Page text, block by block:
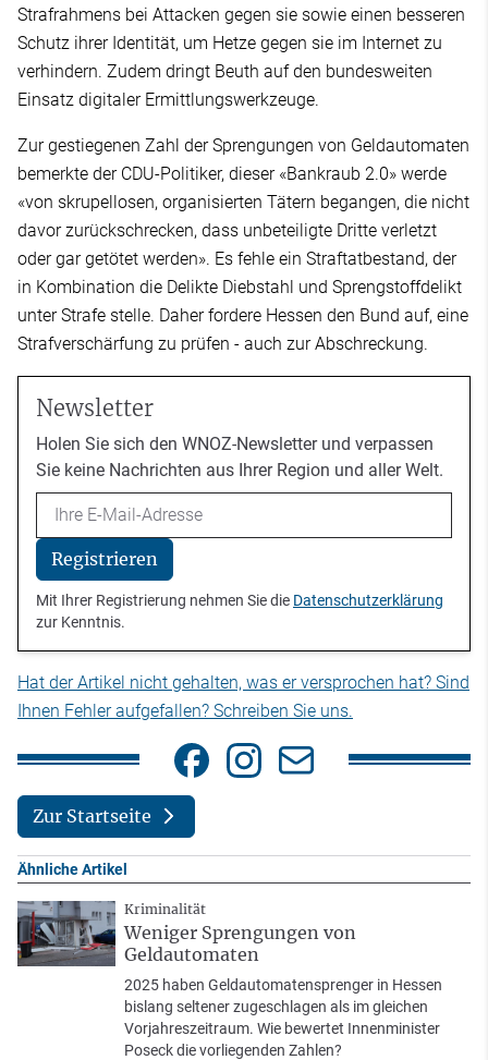
Strafrahmens bei Attacken gegen sie sowie einen besseren
Schutz ihrer Identität, um Hetze gegen sie im Internet zu
verhindern. Zudem dringt Beuth auf den bundesweiten
Einsatz digitaler Ermittlungswerkzeuge.
Zur gestiegenen Zahl der Sprengungen von Geldautomaten
bemerkte der CDU-Politiker, dieser «Bankraub 2.0» werde
«von skrupellosen, organisierten Tätern begangen, die nicht
davor zurückschrecken, dass unbeteiligte Dritte verletzt
oder gar getötet werden». Es fehle ein Straftatbestand, der
in Kombination die Delikte Diebstahl und Sprengstoffdelikt
unter Strafe stelle. Daher fordere Hessen den Bund auf, eine
Strafverschärfung zu prüfen - auch zur Abschreckung.
Newsletter
Holen Sie sich den WNOZ-Newsletter und verpassen
Sie keine Nachrichten aus Ihrer Region und aller Welt.
Email
Registrieren
Mit Ihrer Registrierung nehmen Sie die Datenschutzerklärung
zur Kenntnis.
Hat der Artikel nicht gehalten, was er versprochen hat? Sind
Ihnen Fehler aufgefallen? Schreiben Sie uns.
Zur Startseite
Ähnliche Artikel
Kriminalität
Weniger Sprengungen von
Geldautomaten
2025 haben Geldautomatensprenger in Hessen
bislang seltener zugeschlagen als im gleichen
Vorjahreszeitraum. Wie bewertet Innenminister
Poseck die vorliegenden Zahlen?